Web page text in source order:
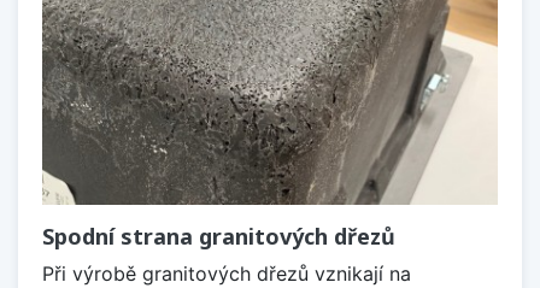
Spodní strana granitových dřezů
Při výrobě granitových dřezů vznikají na